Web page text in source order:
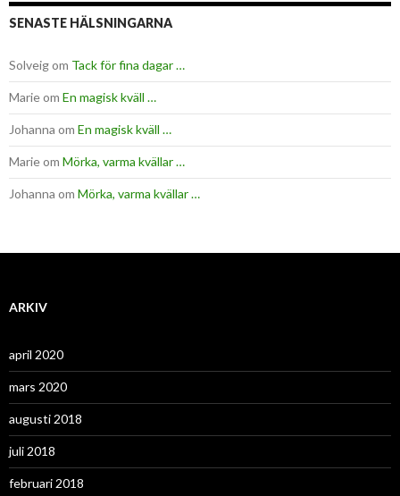
SENASTE HÄLSNINGARNA
Solveigom Tack för fina dagar …
Marieom En magisk kväll …
Johanna om En magisk kväll …
Marieom Mörka, varma kvällar …
Johanna om Mörka, varma kvällar …
ARKIV
april 2020
mars 2020
augusti 2018
juli 2018
februari 2018